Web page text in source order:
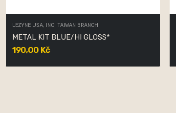
LEZYNE USA, INC. TAIWAN BRANCH
METAL KIT BLUE/HI GLOSS*
190,00 Kč